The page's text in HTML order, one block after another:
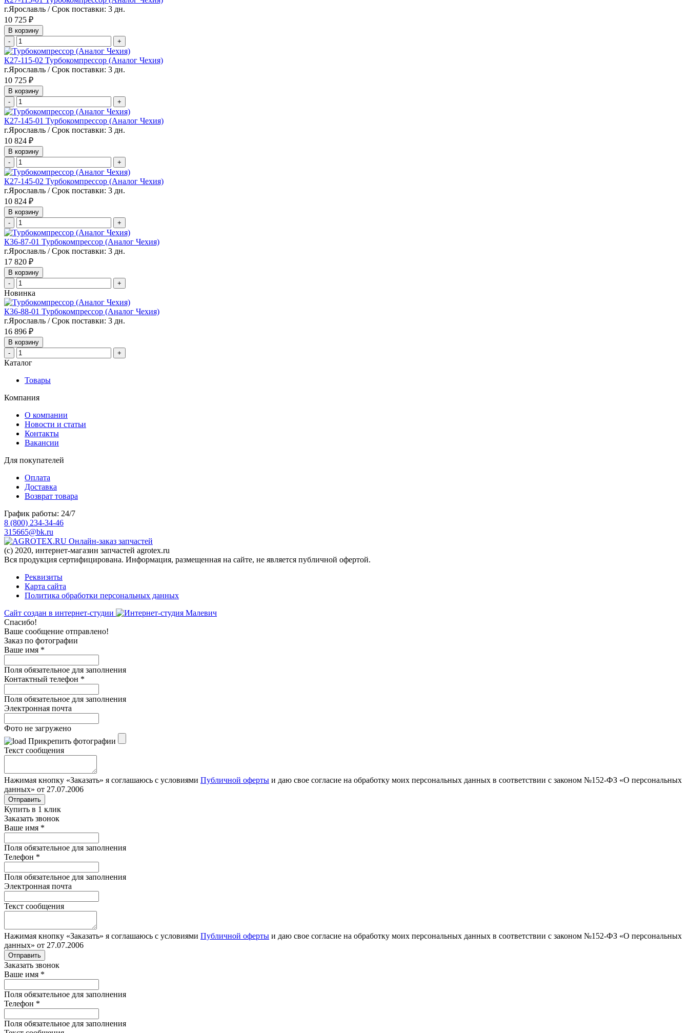
г.Ярославль / Срок поставки: 3 дн.
10 725 ₽
В корзину
-
+
К27-115-02 Турбокомпрессор (Аналог Чехия)
г.Ярославль / Срок поставки: 3 дн.
10 725 ₽
В корзину
-
+
К27-145-01 Турбокомпрессор (Аналог Чехия)
г.Ярославль / Срок поставки: 3 дн.
10 824 ₽
В корзину
-
+
К27-145-02 Турбокомпрессор (Аналог Чехия)
г.Ярославль / Срок поставки: 3 дн.
10 824 ₽
В корзину
-
+
К36-87-01 Турбокомпрессор (Аналог Чехия)
г.Ярославль / Срок поставки: 3 дн.
17 820 ₽
В корзину
-
+
Новинка
К36-88-01 Турбокомпрессор (Аналог Чехия)
г.Ярославль / Срок поставки: 3 дн.
16 896 ₽
В корзину
-
+
Каталог
Товары
Компания
О компании
Новости и статьи
Контакты
Вакансии
Для покупателей
Оплата
Доставка
Возврат товара
График работы: 24/7
8 (800) 234-34-46
315665@bk.ru
Онлайн-заказ запчастей
(c) 2020, интернет-магазин запчастей agrotex.ru
Вся продукция сертифицирована. Информация, размещенная на сайте, не является публичной офертой.
Реквизиты
Карта сайта
Политика обработки персональных данных
Сайт создан в интернет-студии
Спасибо!
Ваше сообщение отправлено!
Заказ по фотографии
Ваше имя *
Поля обязательное для заполнения
Контактный телефон *
Поля обязательное для заполнения
Электронная почта
Фото не загружено
Прикрепить фотографии
Текст сообщения
Нажимая кнопку «Заказать» я соглашаюсь с условиями Публичной оферты и даю свое согласие на обработку моих персональных данных в соответствии с законом №152-ФЗ «О персональных
данных» от 27.07.2006
Отправить
Купить в 1 клик
Заказать звонок
Ваше имя *
Поля обязательное для заполнения
Телефон *
Поля обязательное для заполнения
Электронная почта
Текст сообщения
Нажимая кнопку «Заказать» я соглашаюсь с условиями Публичной оферты и даю свое согласие на обработку моих персональных данных в соответствии с законом №152-ФЗ «О персональных
данных» от 27.07.2006
Отправить
Заказать звонок
Ваше имя *
Поля обязательное для заполнения
Телефон *
Поля обязательное для заполнения